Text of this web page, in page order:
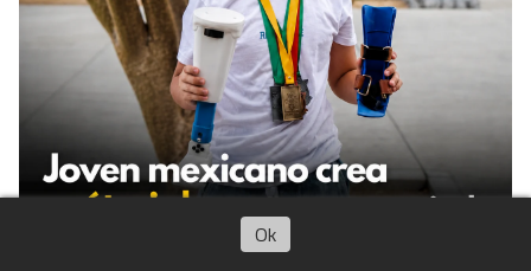
Iker Meza, el joven mexicano de
Ok